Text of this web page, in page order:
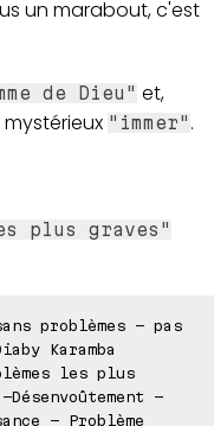
un marabout, c'est
de Dieu" et,
"immer" .
plus graves"
problèmes - pas
Karamba
les plus
-
- Problème